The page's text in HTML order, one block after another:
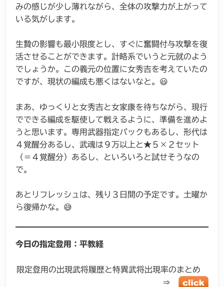
みの感じが少し薄れながら、全体の攻撃力が上がって
いる気がします。
生贄の影響も最小限度とし、すぐに奮闘付与攻撃を復
活させることができます。計略系でいうと元就のよう
でしょうか。この義元の位置に女秀吉を考えていたの
ですが、現状の編成も悪くはないなと。😃
まあ、ゆっくりと女秀吉と女家康を待ちながら、現行
でできる編成を駆使して戦えるように、準備を進めよ
うと思います。専用武器指定パックもあるし、形代は
４覚醒分あるし、武魂は９万以上と★５×２セット
（＝４覚醒分）あるし、といろいろと試せそうなの
で。
あとリフレッシュは、残り３日間の予定です。土曜か
ら復帰かな。😅
今日の指定登用：平教経
限定登用の出現武将履歴と特異武将出現率のまとめ
⇒